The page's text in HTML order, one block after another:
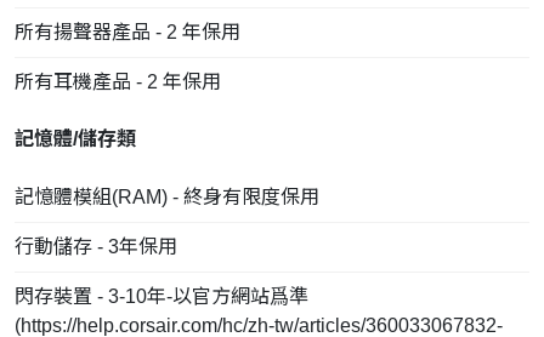
所有揚聲器產品 - 2 年保用
所有耳機產品 - 2 年保用
記憶體/儲存類
記憶體模組(RAM) - 終身有限度保用
行動儲存 - 3年保用
閃存裝置 - 3-10年-以官方網站爲準
(https://help.corsair.com/hc/zh-tw/articles/360033067832-